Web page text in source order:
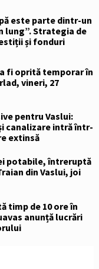
este parte dintr-un
lung”. Strategia de
și fonduri
fi oprită temporar în
vineri, 27
pentru Vaslui:
canalizare intră într-
extinsă
potabile, întreruptă
din Vaslui, joi
timp de 10 ore în
anunță lucrări